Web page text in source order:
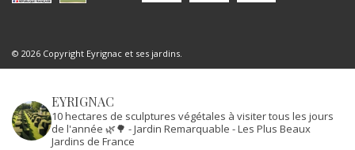
© 2026 Copyright Eyrignac et ses jardins.
EYRIGNAC
10 hectares de sculptures végétales à visiter tous les jours
de l'année 🌿🌳 - Jardin Remarquable - Les Plus Beaux
Jardins de France